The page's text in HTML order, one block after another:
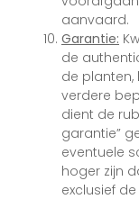
aanvaard.
Garantie:
de
de planten,
verdere
dient de
garantie”
eventuele
hoger zijn
exclusief